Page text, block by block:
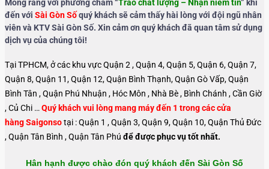
Mong rằng với phương châm “Trao chất lượng – Nhận niềm tin” khi
đến với Sài Gòn Sốquý khách sẽ cảm thấy hài lòng với đội ngũ nhân
viên và KTV Sài Gòn Số. Xin cảm ơn quý khách đã quan tâm sử dụng
dịch vụ của chúng tôi!
Tại TPHCM, ở các khu vực Quận 2 , Quận 4, Quận 5, Quận 6, Quận 7,
Quận 8, Quận 11, Quận 12, Quận Bình Thạnh, Quận Gò Vấp, Quận
Bình Tân , Quận Phú Nhuận , Hóc Môn , Nhà Bè , Bình Chánh , Cần Giờ
, Củ Chi …Quý khách vui lòng mang máy đến 1 trong các cửa
hàng Saigonsotại : Quận 1 , Quận 3, Quận 9, Quận 10, Quận Thủ Đức
, Quận Tân Bình , Quận Tân Phú để được phục vụ tốt nhất.
Hân hạnh được chào đón quý khách đến Sài Gòn Số